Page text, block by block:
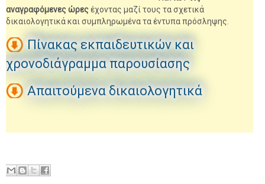
αναγραφόμενες ώρεςέχοντας μαζί τους τα σχετικά
δικαιολογητικά και συμπληρωμένα τα έντυπα πρόσληψης.
Πίνακας εκπαιδευτικών και
χρονοδιάγραμμα παρουσίασης
Απαιτούμενα δικαιολογητικά